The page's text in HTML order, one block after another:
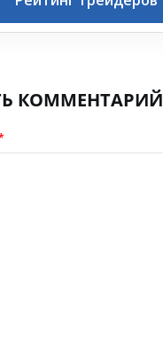
КОММЕНТАРИЙ